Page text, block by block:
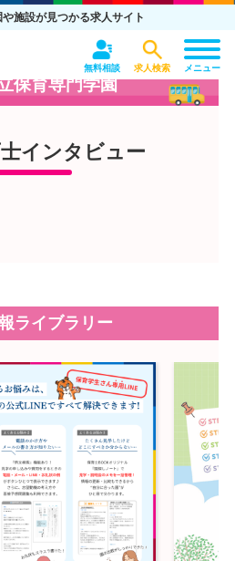
施設が見つかる求人サイト
無料相談 求人検索 メニュー
保育専門学園
インタビュー
ライブラリー